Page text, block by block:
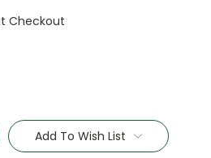
Checkout
Add To Wish List